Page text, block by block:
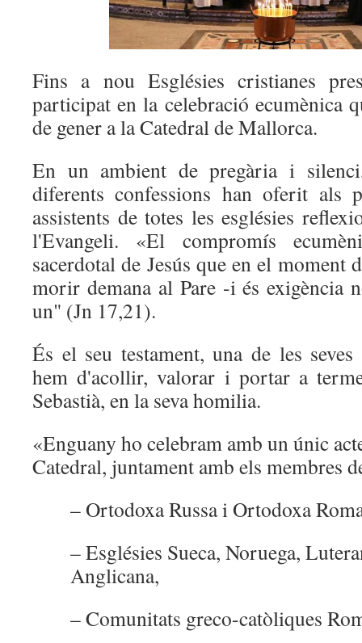
Fins a nou Esglésies cristianes
participat en la celebració ecumènica
de gener a la Catedral de Mallorca.
En un ambient de pregària i
diferents confessions han oferit als
assistents de totes les esglésies
l'Evangeli. «El compromís
sacerdotal de Jesús que en el moment
morir demana al Pare -i és exigència
un" (Jn 17,21).
És el seu testament, una de les
hem d'acollir, valorar i portar a
Sebastià, en la seva homilia.
«Enguany ho celebram amb un únic
Catedral, juntament amb els membres
– Ortodoxa Russa i Ortodoxa
– Esglésies Sueca, Noruega,
Anglicana,
– Comunitats greco-catòliques